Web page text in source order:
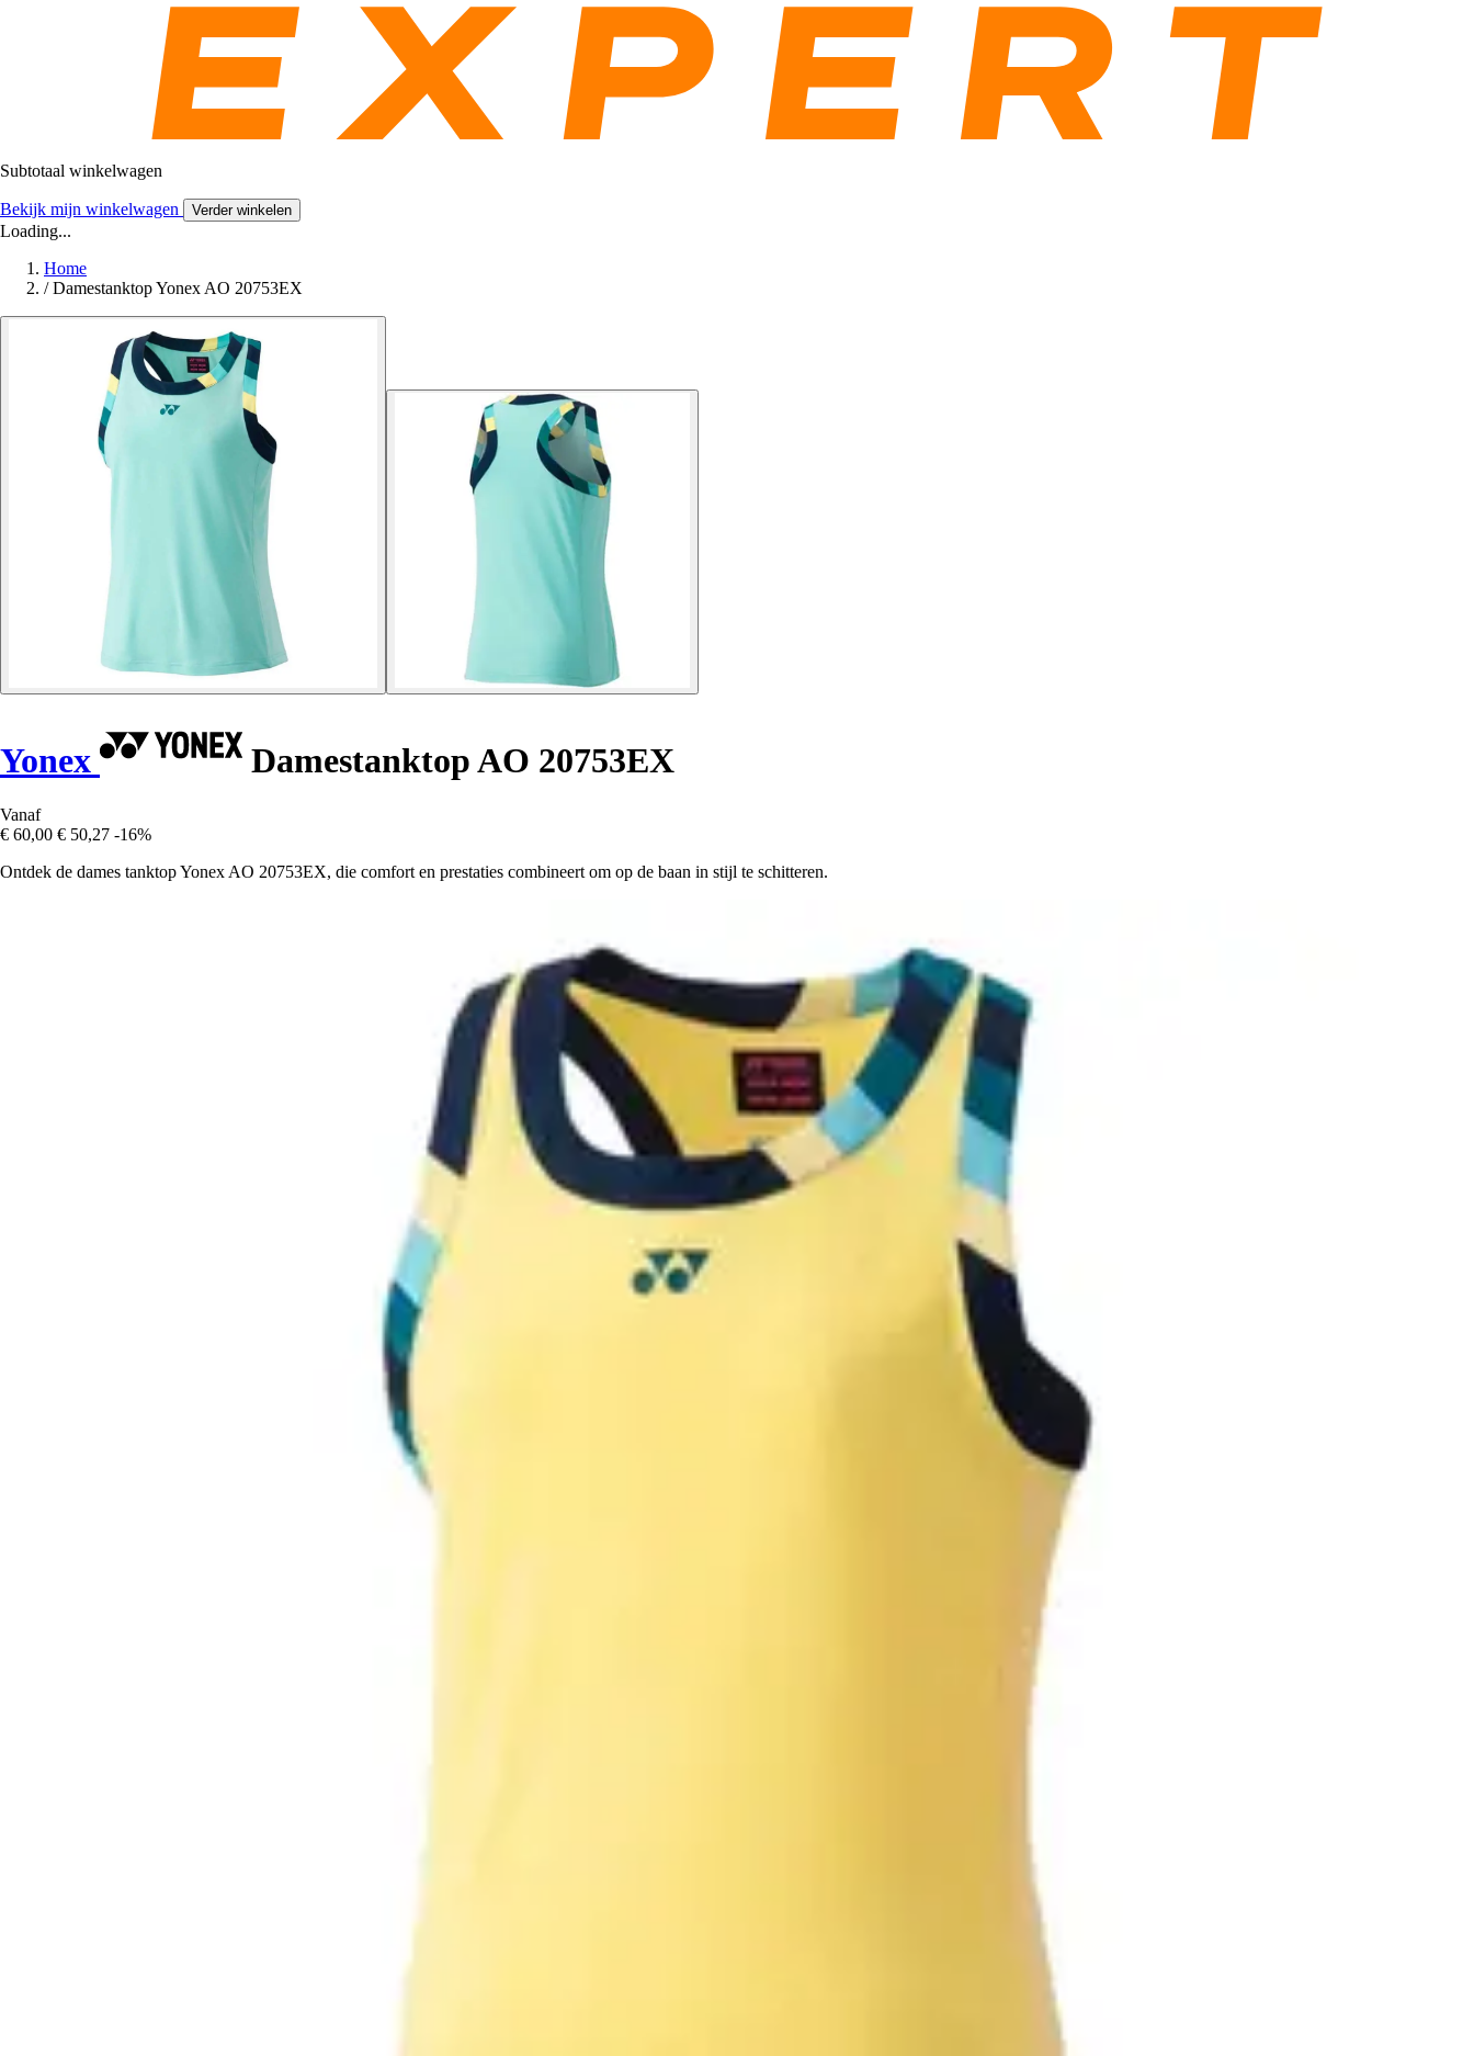
Subtotaal winkelwagen
Bekijk mijn winkelwagen Verder winkelen
Loading...
Home
/ Damestanktop Yonex AO 20753EX
Yonex Damestanktop AO 20753EX
Vanaf
€ 60,00 € 50,27 -16%
Ontdek de dames tanktop Yonex AO 20753EX, die comfort en prestaties combineert om op de baan in stijl te schitteren.